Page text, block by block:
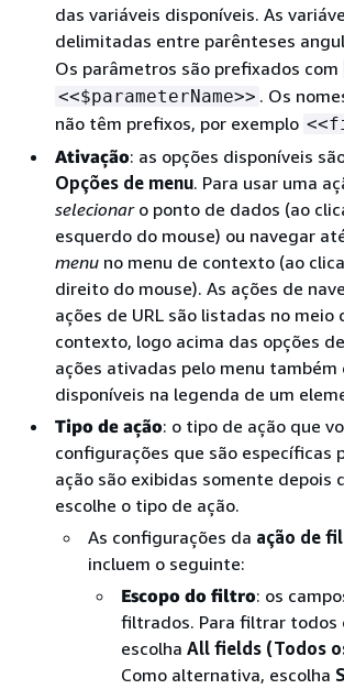
das variáveis disponíveis. As
delimitadas entre parênteses
Os parâmetros são prefixados com
<<$parameterName>> . Os
não têm prefixos, por exemplo
Ativação: as opções disponíveis
Opções de menu. Para usar uma
selecionaro ponto de dados (ao
esquerdo do mouse) ou navegar
menu no menu de contexto (ao
direito do mouse). As ações de
ações de URL são listadas no meio
contexto, logo acima das opções de
ações ativadas pelo menu também
disponíveis na legenda de um
Tipo de ação: o tipo de ação que
configurações que são específicas
ação são exibidas somente depois
escolhe o tipo de ação.
As configurações da ação de
incluem o seguinte:
Escopo do filtro: os
filtrados. Para filtrar todos
escolha All fields (Todos
Como alternativa, escolha